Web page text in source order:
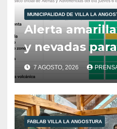
MUNICIPALIDAD DE VILLA LA
Alerta
y nevadas
Angostura.
7 AGOSTO, 2026
FABLAB VILLA LA ANGOSTURA